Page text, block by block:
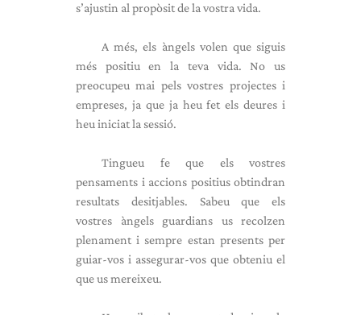
s’ajustin al propòsit de la vostra vida.
A més, els àngels volen que siguis
més positiu en la teva vida. No us
preocupeu mai pels vostres projectes i
empreses, ja que ja heu fet els deures i
heu iniciat la sessió.
Tingueu fe que els vostres
pensaments i accions positius obtindran
resultats desitjables. Sabeu que els
vostres àngels guardians us recolzen
plenament i sempre estan presents per
guiar-vos i assegurar-vos que obteniu el
que us mereixeu.